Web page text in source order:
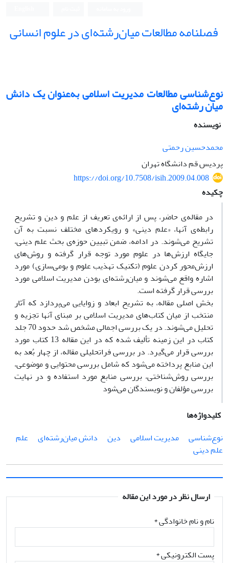
فصلنامه مطالعات میان‌رشته‌ای در علوم انسانی
نوع‌شناسی مطالعات مدیریت اسلامی به‌عنوان یک دانش
میان رشته‌ای
نویسنده
محمدحسین رحمتی
پردیس قم دانشگاه تهران
https://doi.org/10.7508/isih.2009.04.008
چکیده
در مقاله‌ی حاضر، پس از ارائه‌ی تعریف از علم و دین و تشریح
رابطه‌ی آنها، «علم دینی» و رویکردهای مختلف نسبت به آن
تشریح می‌شوند. در ادامه، ضمن تبیین حوزه‌ی بحث علم دینی،
جایگاه ارزش‌ها در علوم مورد توجه قرار گرفته و روش‌های
ارزش‌محور کردن علوم (تکنیک تهذیب علوم و بومی‌سازی) مورد
اشاره واقع می‌شوند و میان‌رشته‌ای بودن مدیریت اسلامی مورد
بررسی قرار گرفته است.
بخش اصلی مقاله، به تشریح ابعاد و زوایایی می‌پردازد که آثار
منتخب از میان کتاب‌های مدیریت اسلامی بر مبنای آنها تجزیه و
تحلیل می‌شوند. در یک بررسی اجمالی مشخص شد حدود 70 جلد
کتاب در این زمینه تألیف شده که در این مقاله 13 کتاب مورد
بررسی قرار می‌گیرد. در بررسی فراتحلیلی مقاله، از چهار بُعد به
این منابع پرداخته می‌شود که شامل بررسی محتوایی و موضوعی،
بررسی روش‌شناختی، بررسی منابع مورد استفاده و در نهایت
بررسی مؤلفان و نویسندگان می‌شود
کلیدواژه‌ها
نوع‌شناسی
مدیریت اسلامی دین دانش میان‌رشته‌ای
علم
علم دینی
ارسال نظر در مورد این مقاله
نام و نام خانوادگی*
پست الکترونیکی*